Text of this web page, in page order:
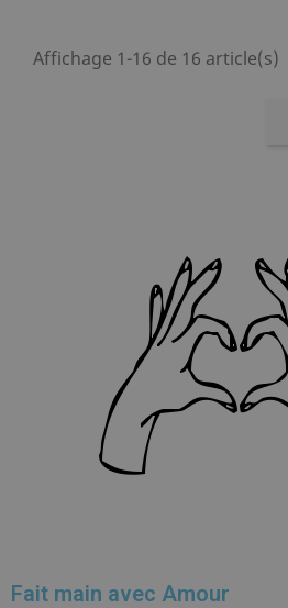
Affichage 1-16 de 16 article(s)
Fait main avec Amour